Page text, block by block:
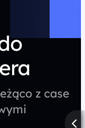
z case